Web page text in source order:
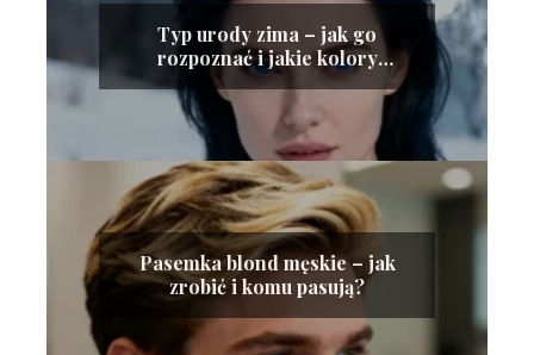
Typ urody zima – jak go
rozpoznać i jakie kolory
wybierać?
Pasemka blond męskie – jak
zrobić i komu pasują?